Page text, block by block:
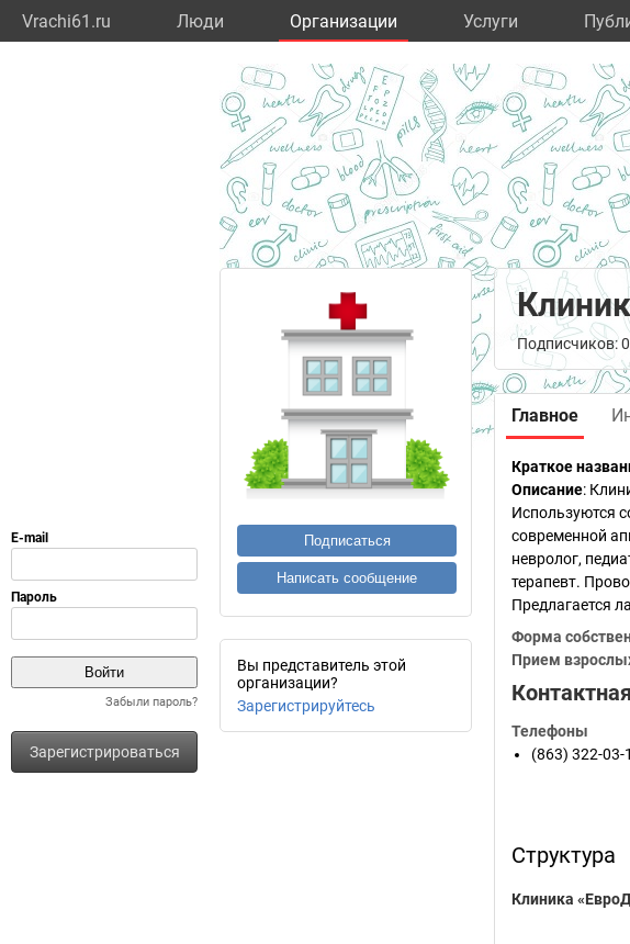
Vrachi61.ru Люди Организации Услуги
Забыли пароль?
Зарегистрироваться
Подписаться
Написать сообщение
Вы представитель этой
организации?
Зарегистрируйтесь
Подписчиков:
Главное
Краткое
Описание:
Используются
современной
невролог,
терапевт.
Предлагается
Форма
Прием
Телефоны
(863) 322-03-
Структура
Клиника